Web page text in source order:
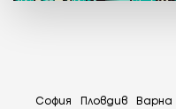
София Пловдив Варна